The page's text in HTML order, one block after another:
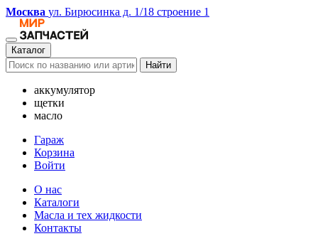
Москва ул. Бирюсинка д. 1/18 строение 1
Каталог
Найти
аккумулятор
щетки
масло
Гараж
Корзина
Войти
О нас
Каталоги
Масла и тех жидкости
Контакты